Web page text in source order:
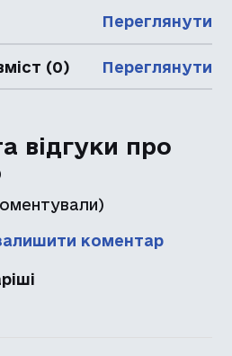
Переглянути
(0) Переглянути
відгуки про
коментар